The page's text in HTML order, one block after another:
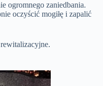
ogromnego zaniedbania.
oczyścić mogiłę i zapalić